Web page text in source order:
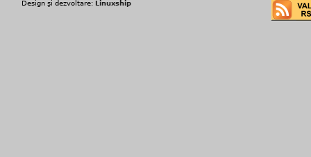
Design şi dezvoltare: Linuxship